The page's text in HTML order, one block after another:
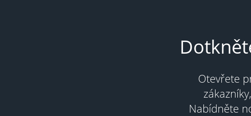
Otevřete
Nabídněte